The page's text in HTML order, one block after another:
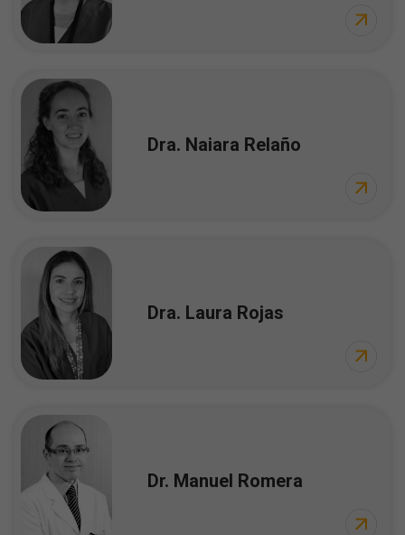
Dra. Naiara Relaño
Dra. Laura Rojas
Dr. Manuel Romera